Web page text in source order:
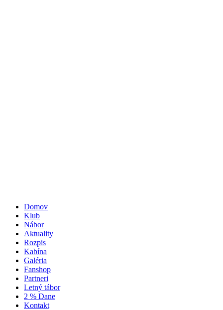
Domov
Klub
Nábor
Aktuality
Rozpis
Kabína
Galéria
Fanshop
Partneri
Letný tábor
2 % Dane
Kontakt